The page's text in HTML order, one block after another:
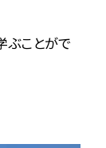
ぶことがで